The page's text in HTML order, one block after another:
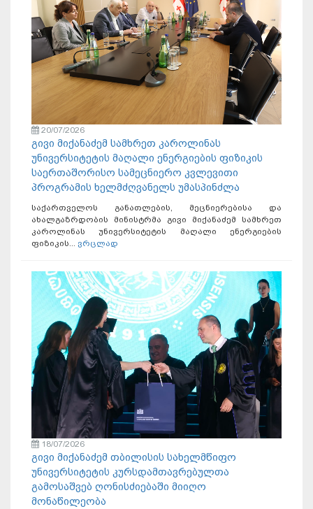
20/07/2026
გივი მიქანაძემ სამხრეთ კაროლინას
უნივერსიტეტის მაღალი ენერგიების ფიზიკის
საერთაშორისო სამეცნიერო კვლევითი
პროგრამის ხელმძღვანელს უმასპინძლა
საქართველოს განათლების, მეცნიერებისა და
ახალგაზრდობის მინისტრმა გივი მიქანაძემ სამხრეთ
კაროლინას უნივერსიტეტის მაღალი ენერგიების
ფიზიკის... ვრცლად
18/07/2026
გივი მიქანაძემ თბილისის სახელმწიფო
უნივერსიტეტის კურსდამთავრებულთა
გამოსაშვებ ღონისძიებაში მიიღო
მონაწილეობა